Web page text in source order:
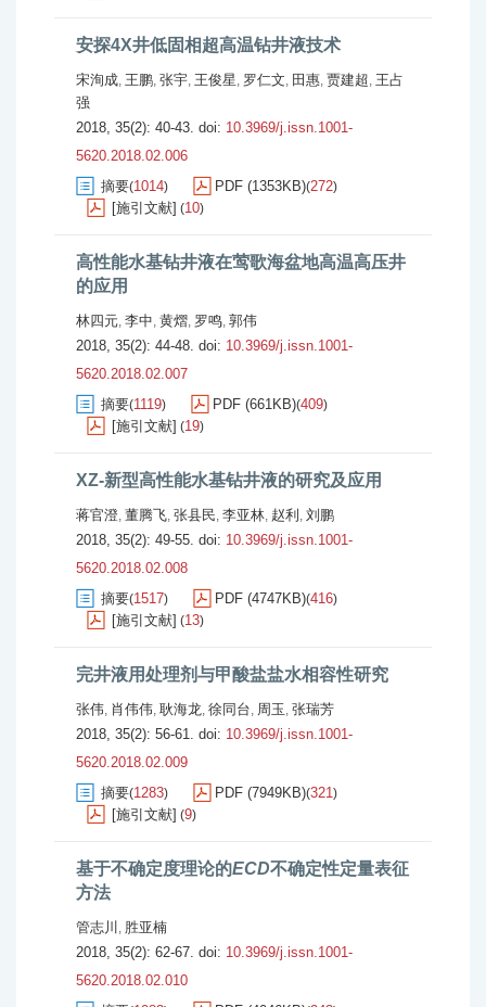
安探4X井低固相超高温钻井液技术
宋洵成, 王鹏, 张宇, 王俊星, 罗仁文, 田惠, 贾建超, 王占
强
2018, 35(2): 40-43. doi: 10.3969/j.issn.1001-
5620.2018.02.006
摘要(1014) PDF (1353KB)(272)
[施引文献] (10)
高性能水基钻井液在莺歌海盆地高温高压井
的应用
林四元, 李中, 黄熠, 罗鸣, 郭伟
2018, 35(2): 44-48. doi: 10.3969/j.issn.1001-
5620.2018.02.007
摘要(1119) PDF (661KB)(409)
[施引文献] (19)
XZ-新型高性能水基钻井液的研究及应用
蒋官澄, 董腾飞, 张县民, 李亚林, 赵利 , 刘鹏
2018, 35(2): 49-55. doi: 10.3969/j.issn.1001-
5620.2018.02.008
摘要(1517) PDF (4747KB)(416)
[施引文献] (13)
完井液用处理剂与甲酸盐盐水相容性研究
张伟, 肖伟伟, 耿海龙, 徐同台, 周玉, 张瑞芳
2018, 35(2): 56-61. doi: 10.3969/j.issn.1001-
5620.2018.02.009
摘要(1283) PDF (7949KB)(321)
[施引文献] (9)
基于不确定度理论的ECD不确定性定量表征
方法
管志川 , 胜亚楠
2018, 35(2): 62-67. doi: 10.3969/j.issn.1001-
5620.2018.02.010